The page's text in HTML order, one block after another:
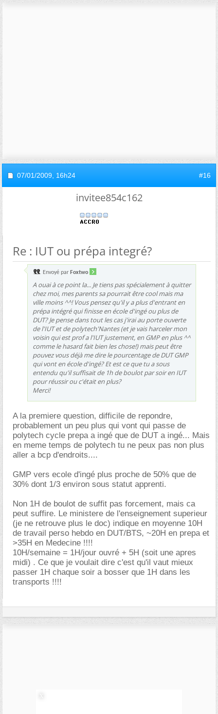
07/01/2009, 16h24 #16
invitee854c162
Re : IUT ou prépa integré?
Envoyé par Foxtwo
A ouai à ce point la... Je tiens pas spécialement à quitter
chez moi, mes parents sa pourrait être cool mais ma
ville moins ^^! Vous pensez qu'il y a plus d'entrant en
prépa intégré qui finisse en école d'ingé ou plus de
DUT? Je pense dans tout les cas j'irai au porte ouverte
de l'IUT et de polytech'Nantes (et je vais harceler mon
voisin qui est prof a l'IUT justement, en GMP en plus ^^
comme le hasard fait bien les chose!) mais peut être
pouvez vous déjà me dire le pourcentage de DUT GMP
qui vont en école d'ingé? Et est ce que tu a sous
entendu qu'il suffisait de 1h de boulot par soir en IUT
pour réussir ou c'était en plus?
Merci!
A la premiere question, difficile de repondre,
probablement un peu plus qui vont qui passe de
polytech cycle prepa a ingé que de DUT a ingé... Mais
en meme temps de polytech tu ne peux pas non plus
aller a bcp d'endroits....
GMP vers ecole d'ingé plus proche de 50% que de
30% dont 1/3 environ sous statut apprenti.
Non 1H de boulot de suffit pas forcement, mais ca
peut suffire. Le ministere de l'enseignement superieur
(je ne retrouve plus le doc) indique en moyenne 10H
de travail perso hebdo en DUT/BTS, ~20H en prepa et
>35H en Medecine !!!!
10H/semaine = 1H/jour ouvré + 5H (soit une apres
midi) . Ce que je voulait dire c'est qu'il vaut mieux
passer 1H chaque soir a bosser que 1H dans les
transports !!!!